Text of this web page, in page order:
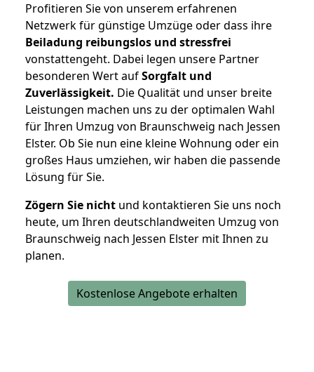
Profitieren Sie von unserem erfahrenen
Netzwerk für günstige Umzüge oder dass ihre
Beiladung reibungslos und stressfrei
vonstattengeht. Dabei legen unsere Partner
besonderen Wert aufSorgfalt und
Zuverlässigkeit. Die Qualität und unser breite
Leistungen machen uns zu der optimalen Wahl
für Ihren Umzug von Braunschweig nach Jessen
Elster. Ob Sie nun eine kleine Wohnung oder ein
großes Haus umziehen, wir haben die passende
Lösung für Sie.
Zögern Sie nicht und kontaktieren Sie uns noch
heute, um Ihren deutschlandweiten Umzug von
Braunschweig nach Jessen Elster mit Ihnen zu
planen.
Kostenlose Angebote erhalten